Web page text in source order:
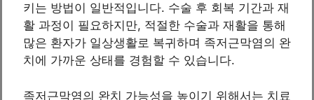
키는 방법이 일반적입니다. 수술 후 회복 기간과 재
활 과정이 필요하지만, 적절한 수술과 재활을 통해
많은 환자가 일상생활로 복귀하며 족저근막염의 완
치에 가까운 상태를 경험할 수 있습니다.
족저근막염의 완치 가능성을 높이기 위해서는 치료